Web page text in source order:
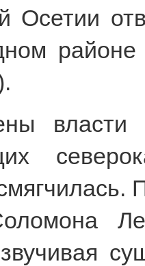
Осетии
власти